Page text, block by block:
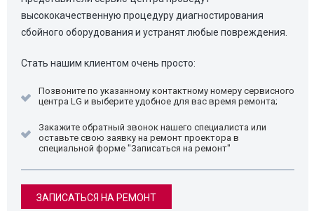
высококачественную процедуру диагностирования
сбойного оборудования и устранят любые повреждения.
Стать нашим клиентом очень просто:
Позвоните по указанному контактному номеру сервисного
центра LG и выберите удобное для вас время ремонта;
Закажите обратный звонок нашего специалиста или
оставьте свою заявку на ремонт проектора в
специальной форме "Записаться на ремонт"
ЗАПИСАТЬСЯ НА РЕМОНТ